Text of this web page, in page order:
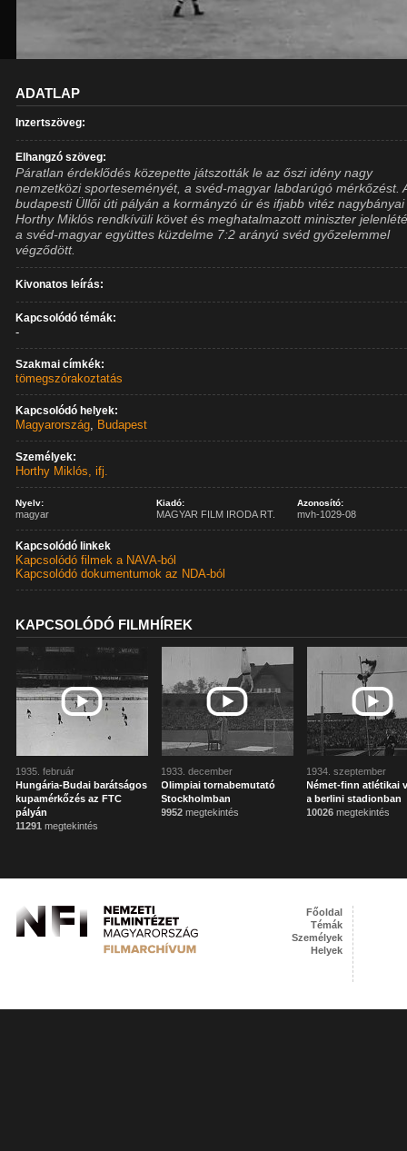
ADATLAP
Inzertszöveg:
Elhangzó szöveg:
Páratlan érdeklődés közepette játszották le az őszi idény nagy
nemzetközi sporteseményét, a svéd-magyar labdarúgó mérkőzést.
budapesti Üllői úti pályán a kormányzó úr és ifjabb vitéz nagybányai
Horthy Miklós rendkívüli követ és meghatalmazott miniszter
a svéd-magyar együttes küzdelme 7:2 arányú svéd győzelemmel
végződött.
Kivonatos leírás:
Kapcsolódó témák:
-
Szakmai címkék:
tömegszórakoztatás
Kapcsolódó helyek:
Magyarország, Budapest
Személyek:
Horthy Miklós, ifj.
Nyelv:
magyar
Kiadó:
MAGYAR FILM IRODA RT.
Azonosító:
mvh-1029-08
Kapcsolódó linkek
Kapcsolódó filmek a NAVA-ból
Kapcsolódó dokumentumok az NDA-ból
KAPCSOLÓDÓ FILMHÍREK
1935. február
Hungária-Budai barátságos
kupamérkőzés az FTC
pályán
11291 megtekintés
1933. december
Olimpiai tornabemutató
Stockholmban
9952 megtekintés
1934. szeptember
Német-finn atlétikai
a berlini stadionban
10026 megtekintés
Főoldal
Témák
Személyek
Helyek